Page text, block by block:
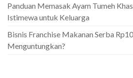
Panduan Memasak Ayam Tumeh
Istimewa untuk Keluarga
Bisnis Franchise Makanan Serba
Menguntungkan?